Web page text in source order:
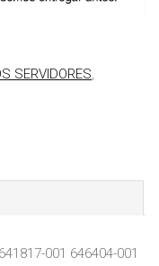
SERVIDORES,
001 646404-001